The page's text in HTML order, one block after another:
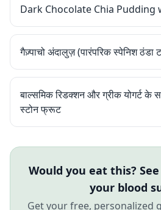
Dark Chocolate Chia Pudding
गैज़्पाचो अंदालुज़ (पारंपरिक स्पेनिश ठंडा
बाल्समिक रिडक्शन और ग्रीक योगर्ट के
स्टोन फ्रूट
Would you eat this?
your blood
Get your free, personalized